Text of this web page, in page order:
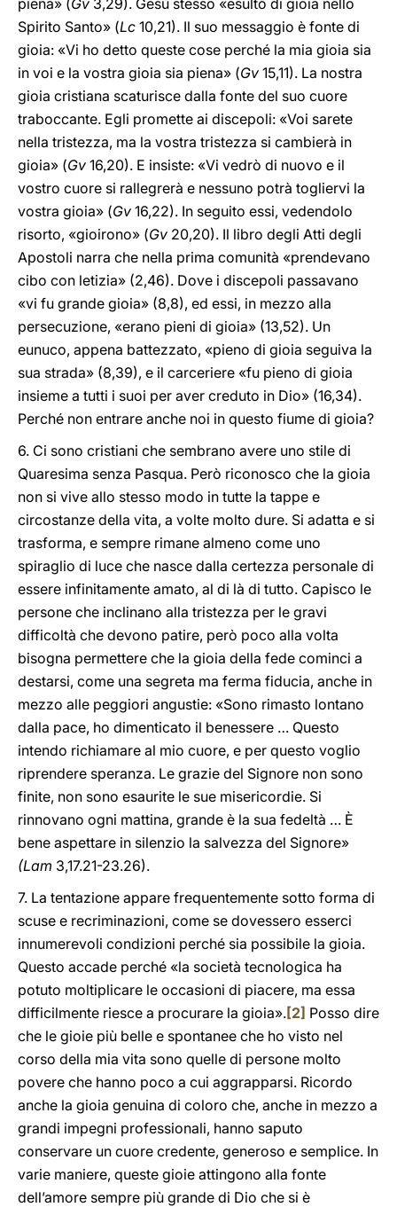
piena» (Gv 3,29). Gesù stesso «esultò di gioia nello
Spirito Santo» (Lc 10,21). Il suo messaggio è fonte di
gioia: «Vi ho detto queste cose perché la mia gioia sia
in voi e la vostra gioia sia piena» (Gv 15,11). La nostra
gioia cristiana scaturisce dalla fonte del suo cuore
traboccante. Egli promette ai discepoli: «Voi sarete
nella tristezza, ma la vostra tristezza si cambierà in
gioia» (Gv 16,20). E insiste: «Vi vedrò di nuovo e il
vostro cuore si rallegrerà e nessuno potrà togliervi la
vostra gioia» (Gv 16,22). In seguito essi, vedendolo
risorto, «gioirono» (Gv 20,20). Il libro degli Atti degli
Apostoli narra che nella prima comunità «prendevano
cibo con letizia» (2,46). Dove i discepoli passavano
«vi fu grande gioia» (8,8), ed essi, in mezzo alla
persecuzione, «erano pieni di gioia» (13,52). Un
eunuco, appena battezzato, «pieno di gioia seguiva la
sua strada» (8,39), e il carceriere «fu pieno di gioia
insieme a tutti i suoi per aver creduto in Dio» (16,34).
Perché non entrare anche noi in questo fiume di gioia?
6. Ci sono cristiani che sembrano avere uno stile di
Quaresima senza Pasqua. Però riconosco che la gioia
non si vive allo stesso modo in tutte la tappe e
circostanze della vita, a volte molto dure. Si adatta e si
trasforma, e sempre rimane almeno come uno
spiraglio di luce che nasce dalla certezza personale di
essere infinitamente amato, al di là di tutto. Capisco le
persone che inclinano alla tristezza per le gravi
difficoltà che devono patire, però poco alla volta
bisogna permettere che la gioia della fede cominci a
destarsi, come una segreta ma ferma fiducia, anche in
mezzo alle peggiori angustie: «Sono rimasto lontano
dalla pace, ho dimenticato il benessere … Questo
intendo richiamare al mio cuore, e per questo voglio
riprendere speranza. Le grazie del Signore non sono
finite, non sono esaurite le sue misericordie. Si
rinnovano ogni mattina, grande è la sua fedeltà … È
bene aspettare in silenzio la salvezza del Signore»
(Lam 3,17.21-23.26).
7. La tentazione appare frequentemente sotto forma di
scuse e recriminazioni, come se dovessero esserci
innumerevoli condizioni perché sia possibile la gioia.
Questo accade perché «la società tecnologica ha
potuto moltiplicare le occasioni di piacere, ma essa
difficilmente riesce a procurare la gioia».[2] Posso dire
che le gioie più belle e spontanee che ho visto nel
corso della mia vita sono quelle di persone molto
povere che hanno poco a cui aggrapparsi. Ricordo
anche la gioia genuina di coloro che, anche in mezzo a
grandi impegni professionali, hanno saputo
conservare un cuore credente, generoso e semplice. In
varie maniere, queste gioie attingono alla fonte
dell’amore sempre più grande di Dio che si è